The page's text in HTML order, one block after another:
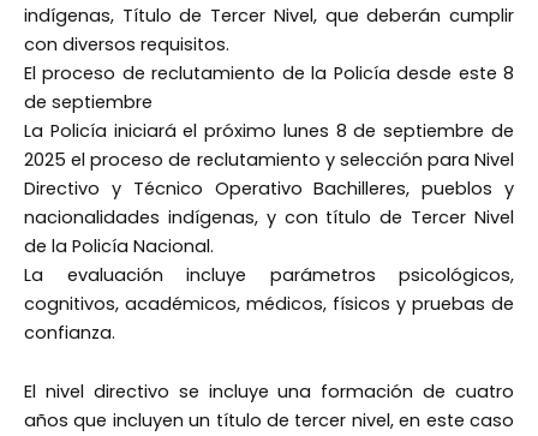
indígenas, Título de Tercer Nivel, que deberán cumplir
con diversos requisitos.
El proceso de reclutamiento de la Policía desde este 8
de septiembre
La Policía iniciará el próximo lunes 8 de septiembre de
2025 el proceso de reclutamiento y selección para Nivel
Directivo y Técnico Operativo Bachilleres, pueblos y
nacionalidades indígenas, y con título de Tercer Nivel
de la Policía Nacional.
La evaluación incluye parámetros psicológicos,
cognitivos, académicos, médicos, físicos y pruebas de
confianza.
El nivel directivo se incluye una formación de cuatro
años que incluyen un título de tercer nivel, en este caso